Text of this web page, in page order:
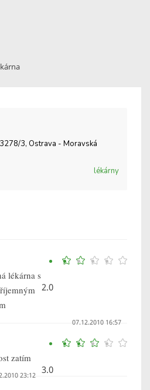
3, Ostrava - Moravská
lékárny
2.0
lékárna s
07.12.2010 16:57
3.0
zatím
23:12